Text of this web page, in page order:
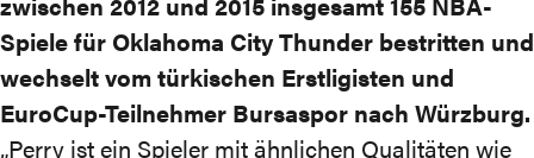
Spiele für Oklahoma City Thunder bestritten und
wechselt vom türkischen Erstligisten und
EuroCup-Teilnehmer Bursaspor nach Würzburg.
„Perry ist ein Spieler mit ähnlichen Qualitäten wie